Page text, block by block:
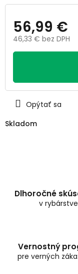
Skladom
56,99 €
46,33 € bez DPH
Jednotková
Opýtať sa
Dlhoročné
v rybárstve
Vernostný
pre verných